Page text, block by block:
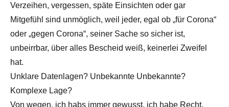
Verzeihen, vergessen, späte Einsichten oder gar
Mitgefühl sind unmöglich, weil jeder, egal ob „für Corona“
oder „gegen Corona“, seiner Sache so sicher ist,
unbeirrbar, über alles Bescheid weiß, keinerlei Zweifel
hat.
Unklare Datenlagen? Unbekannte Unbekannte?
Komplexe Lage?
Von wegen, ich habs immer gewusst, ich habe Recht,